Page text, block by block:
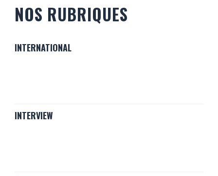
NOS RUBRIQUES
INTERNATIONAL
INTERVIEW